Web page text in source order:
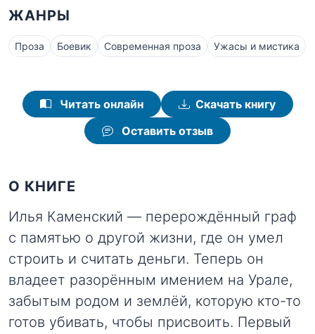
ЖАНРЫ
Проза Боевик Современная проза Ужасы и мистика
Читать онлайн
Скачать книгу
Оставить отзыв
О КНИГЕ
Илья Каменский — перерождённый граф
с памятью о другой жизни, где он умел
строить и считать деньги. Теперь он
владеет разорённым имением на Урале,
забытым родом и землёй, которую кто-то
готов убивать, чтобы присвоить. Первый